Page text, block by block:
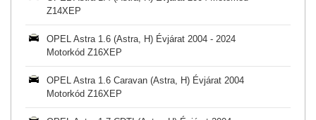
Z14XEP
OPEL Astra 1.6 (Astra, H) Évjárat 2004 - 2024
Motorkód Z16XEP
OPEL Astra 1.6 Caravan (Astra, H) Évjárat 2004
Motorkód Z16XEP